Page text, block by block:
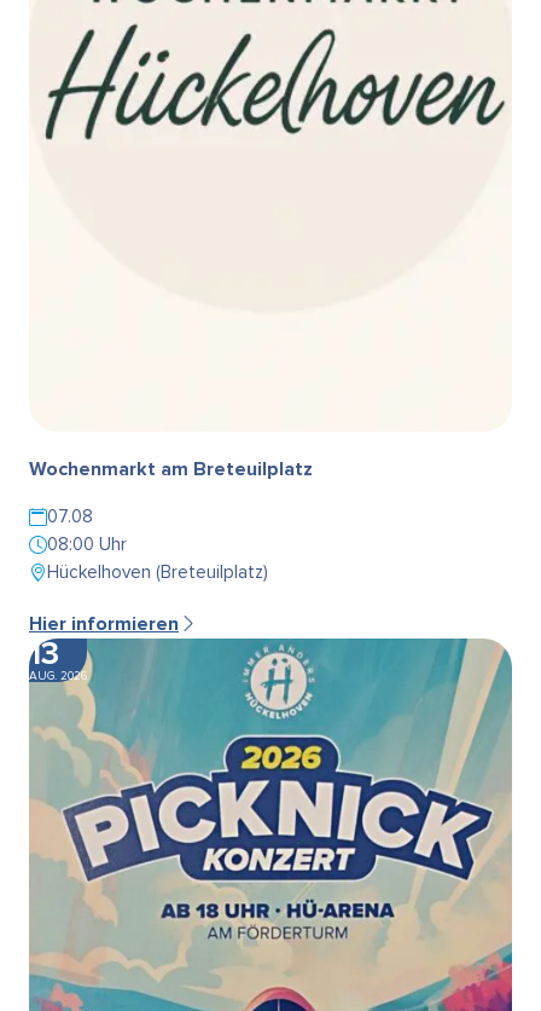
Wochenmarkt am Breteuilplatz
07.08
08:00 Uhr
Hückelhoven (Breteuilplatz)
Hier informieren
13
AUG. 2026